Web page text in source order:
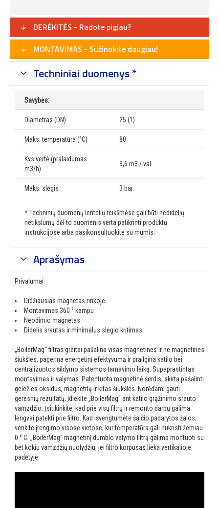
DERĖKITĖS - Radote pigiau?
MONTAVIMAS - Sužinokite daugiau!
Techniniai duomenys *
Savybės:
Diametras (DN) 25 (1)
Maks. temperatūra (°C) 80
Kvs vertė (pralaidumas
m3/h)
3,6 m3 / val
Maks. slėgis 3 bar
* Techninių duomenų lentelių reikšmėse gali būti nedidelių
netikslumų dėl to duomenis verta patikrinti produktų
instrukcijose arba pasikonsultuokite su mumis.
Aprašymas
Privalumai:
Didžiausias magnetas rinkoje
Montavimas 360 ° kampu
Neodimio magnetas
Didelis srautas ir minimalus slėgio kritimas
„BoilerMag“ filtras greitai pašalina visas magnetines ir ne magnetines
šiukšles, pagerina energetinį efektyvumą ir prailgina katilo bei
centralizuotos šildymo sistemos tarnavimo laiką. Supaprastintas
montavimas ir valymas. Patentuota magnetinė šerdis, skirta pašalinti
geležies oksidus, magnetitą ir kitas šiukšles. Norėdami gauti
geresnių rezultatų, įdiekite „BoilerMag“ ant katilo grąžinimo srauto
vamzdžio. Įsitikinkite, kad prie visų filtrų ir remonto darbų galima
lengvai patekti prie filtro. Kad išvengtumėte šalčio padarytos žalos,
venkite įrengimo visose vietose, kur temperatūra gali nukristi žemiau
0 ° C. „BoilerMag“ magnetinį dumblo valymo filtrą galima montuoti su
bet kokiu vamzdžių nuolydžiu, jei filtro korpusas lieka vertikalioje
padėtyje.